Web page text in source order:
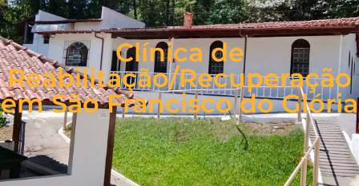
Clínica de
Reabilitação/Recuperação
em São Francisco do Glória